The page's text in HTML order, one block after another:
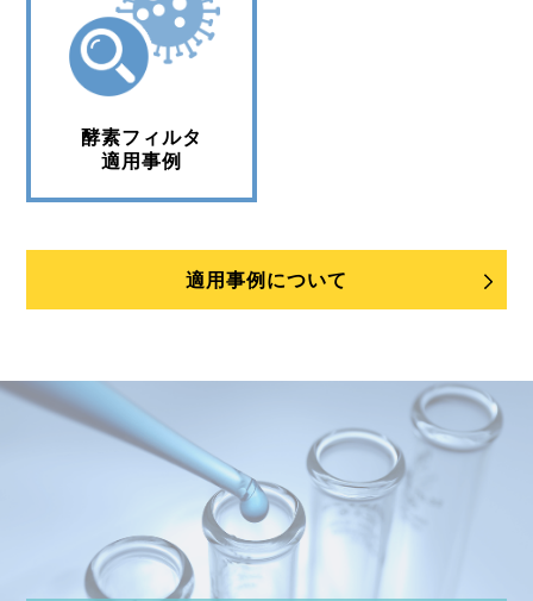
酵素フィルタ
適用事例
適用事例について